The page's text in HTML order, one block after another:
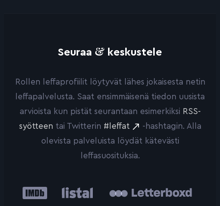
Seuraa & keskustele
Rollen leffaprofiilit löytyvät lähes jokaisesta netin
leffapalvelusta. Saat ensimmäisenä tiedon uusista
arvioista kun pistät seurantaan esimerkiksi RSS-
syötteen tai Twitterin #leffat
-hashtagin. Alla
olevista palveluista löydät kätevästi
leffasuosituksia.
IMDb Listal